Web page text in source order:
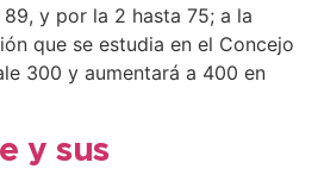
y por la 2 hasta 75; a la
que se estudia en el Concejo
300 y aumentará a 400 en
y sus